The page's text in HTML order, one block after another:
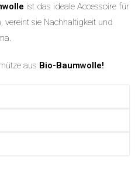
ist das ideale Accessoire für
vereint sie Nachhaltigkeit und
aus Bio-Baumwolle!